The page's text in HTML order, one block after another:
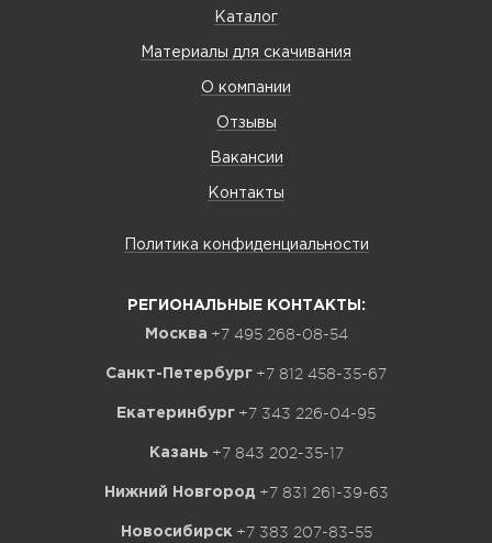
Каталог
Материалы для скачивания
О компании
Отзывы
Вакансии
Контакты
Политика конфиденциальности
РЕГИОНАЛЬНЫЕ КОНТАКТЫ:
Москва +7 495 268-08-54
Санкт-Петербург +7 812 458-35-67
Екатеринбург +7 343 226-04-95
Казань +7 843 202-35-17
Нижний Новгород +7 831 261-39-63
Новосибирск +7 383 207-83-55